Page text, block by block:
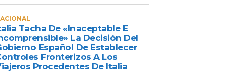
Tacha De «inaceptable E
La Decisión Del
Español De Establecer
Fronterizos A Los
Procedentes De Italia